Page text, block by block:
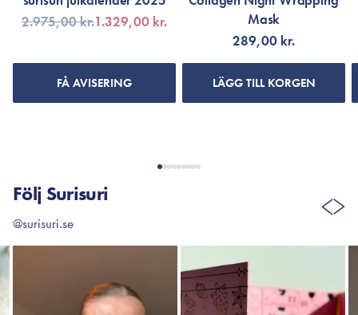
2.975,00 kr.1.329,00 kr.
FÅ AVISERING
Mask
289,00 kr.
LÄGG TILL KORGEN
Följ Surisuri
@surisuri.se